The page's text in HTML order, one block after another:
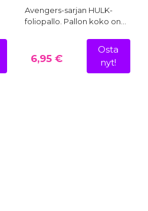
Avengers-sarjan HULK-
foliopallo. Pallon koko on…
6,95 €
Osta
nyt!